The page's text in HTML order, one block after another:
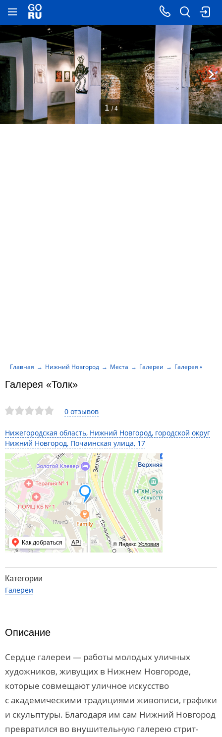
0 отзывов
Нижегородская область, Нижний Новгород, городской округ
Нижний Новгород, Почаинская улица, 17
© Яндекс Условия
Как добраться API
Галерея «Толк»
Главная Нижний Новгород Места Галереи Галерея «Толк»
1 / 4
Категории
Галереи
Описание
Сердце галереи — работы молодых уличных
художников, живущих в Нижнем Новгороде,
которые совмещают уличное искусство
с академическими традициями живописи, графики
и скульптуры. Благодаря им сам Нижний Новгород
превратился во внушительную галерею стрит-